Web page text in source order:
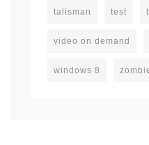
talisman test
video on demand
windows 8